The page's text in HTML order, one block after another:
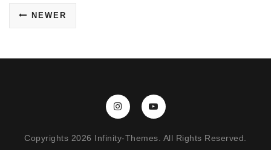
NEWER
Copyrights 2026 Infinity-Themes. All Rights Reserved.